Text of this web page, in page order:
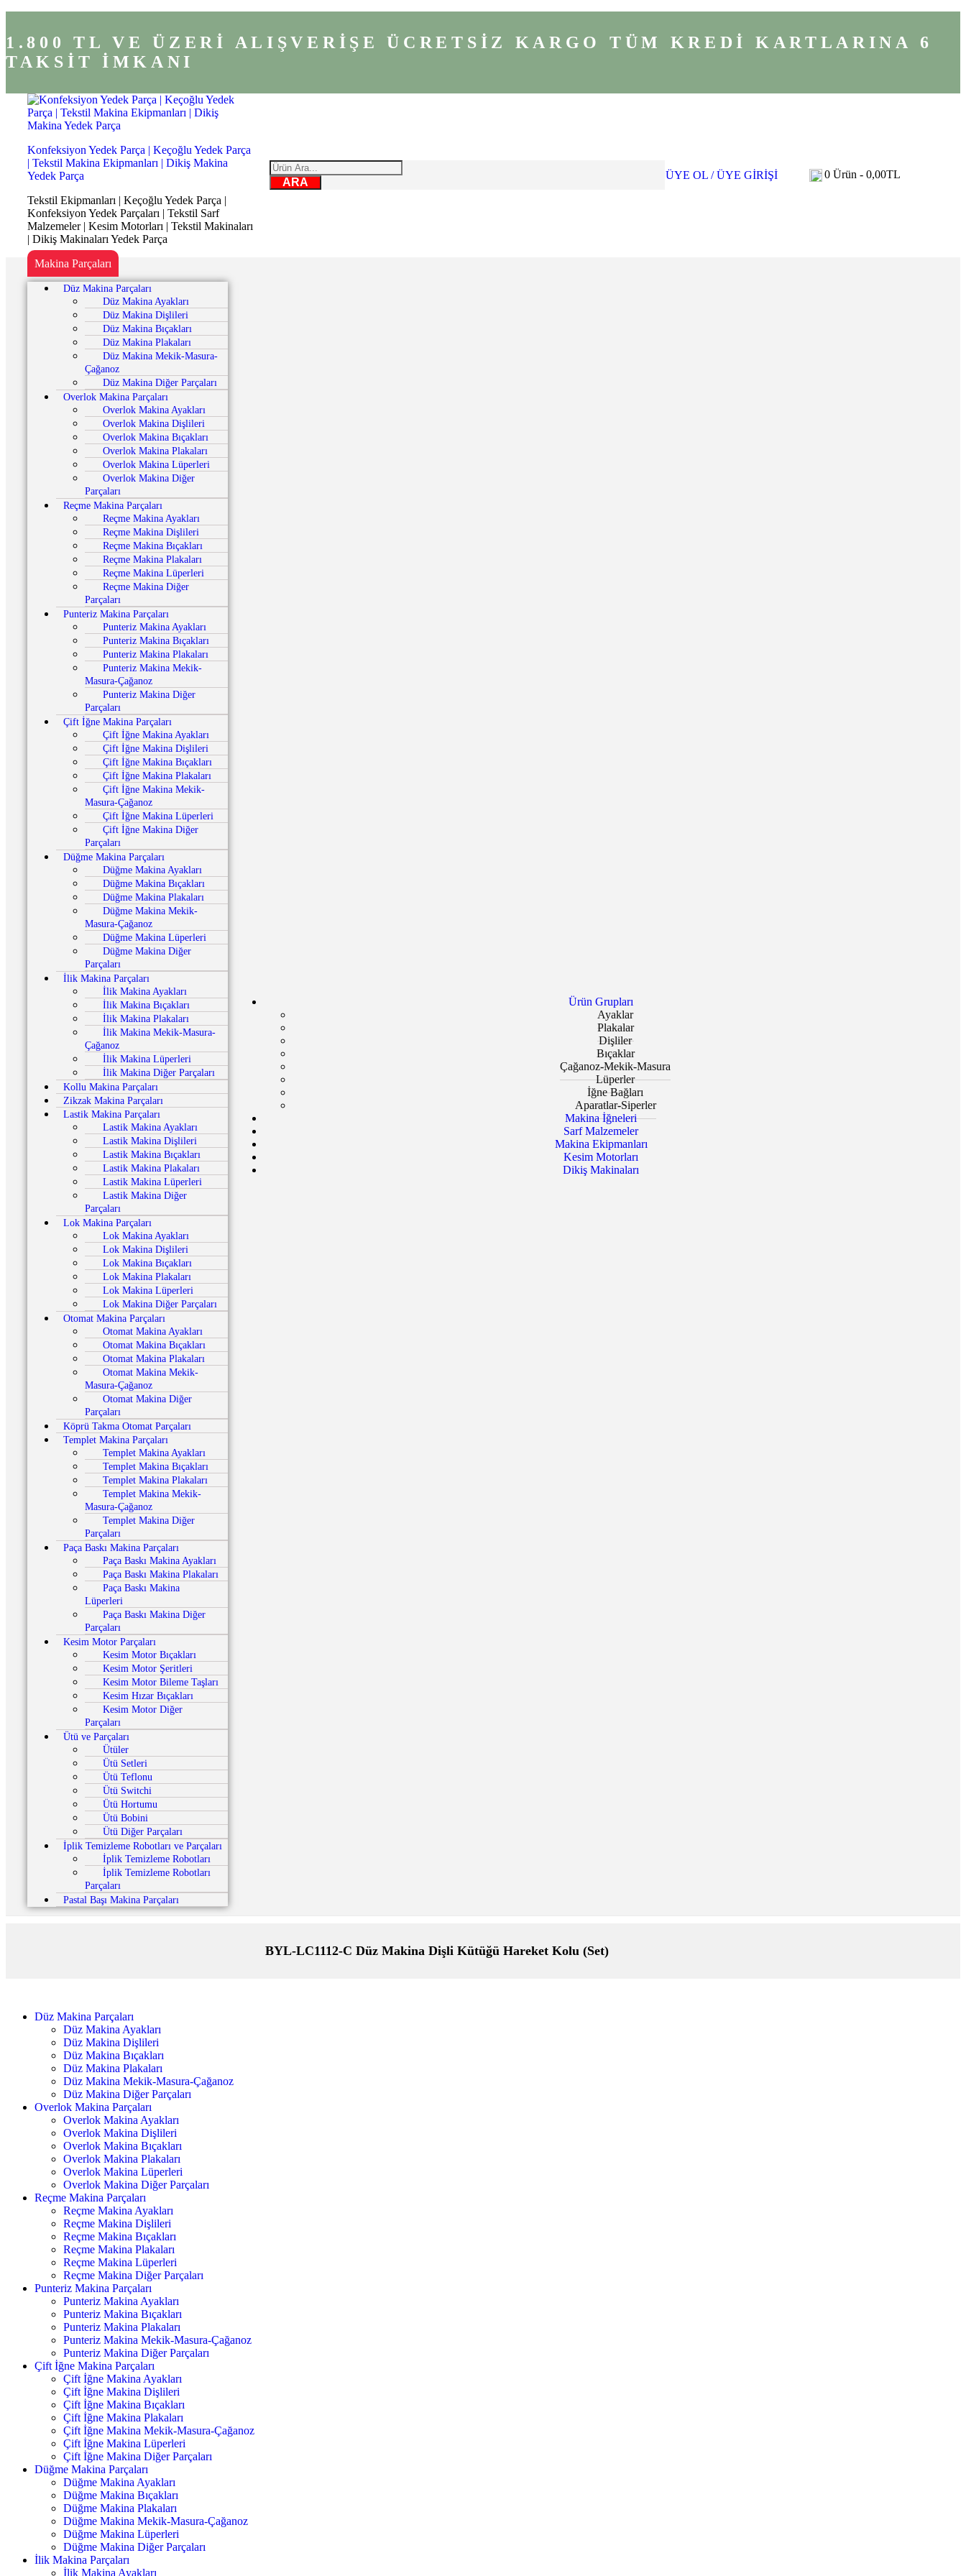
1.800 TL VE ÜZERİ ALIŞVERİŞE ÜCRETSİZ KARGO
TÜM KREDİ KARTLARINA 6
TAKSİT İMKANI
Konfeksiyon Yedek Parça | Keçoğlu Yedek Parça
| Tekstil Makina Ekipmanları | Dikiş Makina
Yedek Parça
Tekstil Ekipmanları | Keçoğlu Yedek Parça |
Konfeksiyon Yedek Parçaları | Tekstil Sarf
Malzemeler | Kesim Motorları | Tekstil Makinaları
| Dikiş Makinaları Yedek Parça
ARA
ÜYE OL / ÜYE GİRİŞİ 0Ürün - 0,00TL
Makina Parçaları
Düz Makina Parçaları
Düz Makina Ayakları
Düz Makina Dişlileri
Düz Makina Bıçakları
Düz Makina Plakaları
Düz Makina Mekik-Masura-
Çağanoz
Düz Makina Diğer Parçaları
Overlok Makina Parçaları
Overlok Makina Ayakları
Overlok Makina Dişlileri
Overlok Makina Bıçakları
Overlok Makina Plakaları
Overlok Makina Lüperleri
Overlok Makina Diğer
Parçaları
Reçme Makina Parçaları
Reçme Makina Ayakları
Reçme Makina Dişlileri
Reçme Makina Bıçakları
Reçme Makina Plakaları
Reçme Makina Lüperleri
Reçme Makina Diğer
Parçaları
Punteriz Makina Parçaları
Punteriz Makina Ayakları
Punteriz Makina Bıçakları
Punteriz Makina Plakaları
Punteriz Makina Mekik-
Masura-Çağanoz
Punteriz Makina Diğer
Parçaları
Çift İğne Makina Parçaları
Çift İğne Makina Ayakları
Çift İğne Makina Dişlileri
Çift İğne Makina Bıçakları
Çift İğne Makina Plakaları
Çift İğne Makina Mekik-
Masura-Çağanoz
Çift İğne Makina Lüperleri
Çift İğne Makina Diğer
Parçaları
Düğme Makina Parçaları
Düğme Makina Ayakları
Düğme Makina Bıçakları
Düğme Makina Plakaları
Düğme Makina Mekik-
Masura-Çağanoz
Düğme Makina Lüperleri
Düğme Makina Diğer
Parçaları
İlik Makina Parçaları
İlik Makina Ayakları
İlik Makina Bıçakları
İlik Makina Plakaları
İlik Makina Mekik-Masura-
Çağanoz
İlik Makina Lüperleri
İlik Makina Diğer Parçaları
Kollu Makina Parçaları
Zikzak Makina Parçaları
Lastik Makina Parçaları
Lastik Makina Ayakları
Lastik Makina Dişlileri
Lastik Makina Bıçakları
Lastik Makina Plakaları
Lastik Makina Lüperleri
Lastik Makina Diğer
Parçaları
Lok Makina Parçaları
Lok Makina Ayakları
Lok Makina Dişlileri
Lok Makina Bıçakları
Lok Makina Plakaları
Lok Makina Lüperleri
Lok Makina Diğer Parçaları
Otomat Makina Parçaları
Otomat Makina Ayakları
Otomat Makina Bıçakları
Otomat Makina Plakaları
Otomat Makina Mekik-
Masura-Çağanoz
Otomat Makina Diğer
Parçaları
Köprü Takma Otomat Parçaları
Templet Makina Parçaları
Templet Makina Ayakları
Templet Makina Bıçakları
Templet Makina Plakaları
Templet Makina Mekik-
Masura-Çağanoz
Templet Makina Diğer
Parçaları
Paça Baskı Makina Parçaları
Paça Baskı Makina Ayakları
Paça Baskı Makina Plakaları
Paça Baskı Makina
Lüperleri
Paça Baskı Makina Diğer
Parçaları
Kesim Motor Parçaları
Kesim Motor Bıçakları
Kesim Motor Şeritleri
Kesim Motor Bileme Taşları
Kesim Hızar Bıçakları
Kesim Motor Diğer
Parçaları
Ütü ve Parçaları
Ütüler
Ütü Setleri
Ütü Teflonu
Ütü Switchi
Ütü Hortumu
Ütü Bobini
Ütü Diğer Parçaları
İplik Temizleme Robotları ve Parçaları
İplik Temizleme Robotları
İplik Temizleme Robotları
Parçaları
Pastal Başı Makina Parçaları
Ürün Grupları
Ayaklar
Plakalar
Dişliler
Bıçaklar
Çağanoz-Mekik-Masura
Lüperler
İğne Bağları
Aparatlar-Siperler
Makina İğneleri
Sarf Malzemeler
Makina Ekipmanları
Kesim Motorları
Dikiş Makinaları
BYL-LC1112-C Düz Makina Dişli Kütüğü Hareket Kolu (Set)
Düz Makina Parçaları
Düz Makina Ayakları
Düz Makina Dişlileri
Düz Makina Bıçakları
Düz Makina Plakaları
Düz Makina Mekik-Masura-Çağanoz
Düz Makina Diğer Parçaları
Overlok Makina Parçaları
Overlok Makina Ayakları
Overlok Makina Dişlileri
Overlok Makina Bıçakları
Overlok Makina Plakaları
Overlok Makina Lüperleri
Overlok Makina Diğer Parçaları
Reçme Makina Parçaları
Reçme Makina Ayakları
Reçme Makina Dişlileri
Reçme Makina Bıçakları
Reçme Makina Plakaları
Reçme Makina Lüperleri
Reçme Makina Diğer Parçaları
Punteriz Makina Parçaları
Punteriz Makina Ayakları
Punteriz Makina Bıçakları
Punteriz Makina Plakaları
Punteriz Makina Mekik-Masura-Çağanoz
Punteriz Makina Diğer Parçaları
Çift İğne Makina Parçaları
Çift İğne Makina Ayakları
Çift İğne Makina Dişlileri
Çift İğne Makina Bıçakları
Çift İğne Makina Plakaları
Çift İğne Makina Mekik-Masura-Çağanoz
Çift İğne Makina Lüperleri
Çift İğne Makina Diğer Parçaları
Düğme Makina Parçaları
Düğme Makina Ayakları
Düğme Makina Bıçakları
Düğme Makina Plakaları
Düğme Makina Mekik-Masura-Çağanoz
Düğme Makina Lüperleri
Düğme Makina Diğer Parçaları
İlik Makina Parçaları
İlik Makina Ayakları